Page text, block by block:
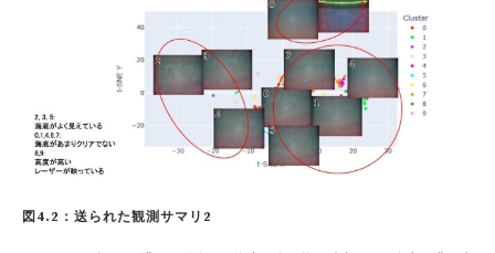
図4.2：送られた観測サマリ2